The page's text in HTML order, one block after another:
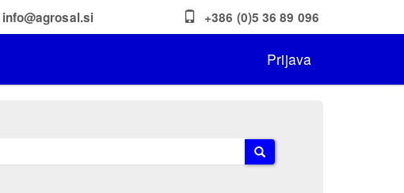
info@agrosal.si +386 (0)5 36 89 096
Prijava